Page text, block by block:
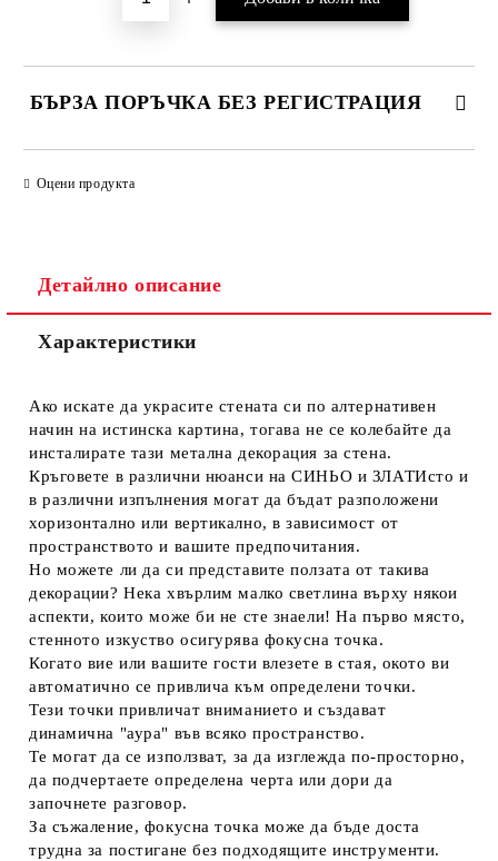
БЪРЗА ПОРЪЧКА БЕЗ РЕГИСТРАЦИЯ
Оцени продукта
Детайлно описание
Характеристики
Ако искате да украсите стената си по алтернативен
начин на истинска картина, тогава не се колебайте да
инсталирате тази метална декорация за стена.
Кръговете в различни нюанси на СИНЬО и ЗЛАТИсто и
в различни изпълнения могат да бъдат разположени
хоризонтално или вертикално, в зависимост от
пространството и вашите предпочитания.
Но можете ли да си представите ползата от такива
декорации? Нека хвърлим малко светлина върху някои
аспекти, които може би не сте знаели! На първо място,
стенното изкуство осигурява фокусна точка.
Когато вие или вашите гости влезете в стая, окото ви
автоматично се привлича към определени точки.
Тези точки привличат вниманието и създават
динамична "аура" във всяко пространство.
Те могат да се използват, за да изглежда по-просторно,
да подчертаете определена черта или дори да
започнете разговор.
За съжаление, фокусна точка може да бъде доста
трудна за постигане без подходящите инструменти.